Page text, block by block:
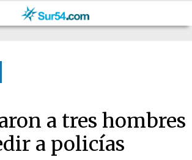
a tres hombres
a policías